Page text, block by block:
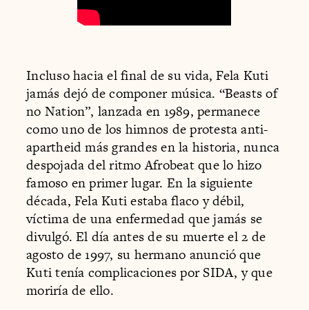
Incluso hacia el final de su vida, Fela Kuti
jamás dejó de componer música. “Beasts of
no Nation”, lanzada en 1989, permanece
como uno de los himnos de protesta anti-
apartheid más grandes en la historia, nunca
despojada del ritmo Afrobeat que lo hizo
famoso en primer lugar. En la siguiente
década, Fela Kuti estaba flaco y débil,
víctima de una enfermedad que jamás se
divulgó. El día antes de su muerte el 2 de
agosto de 1997, su hermano anunció que
Kuti tenía complicaciones por SIDA, y que
moriría de ello.